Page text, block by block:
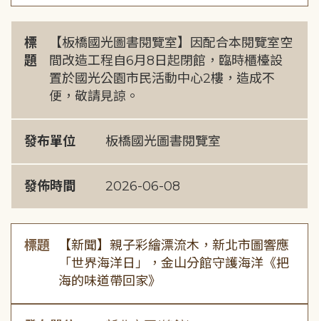
標
題
【板橋國光圖書閱覽室】因配合本閱覽室空
間改造工程自6月8日起閉館，臨時櫃檯設
置於國光公園市民活動中心2樓，造成不
便，敬請見諒。
發布單位 板橋國光圖書閱覽室
發佈時間 2026-06-08
標題
【新聞】親子彩繪漂流木，新北市圖響應
「世界海洋日」，金山分館守護海洋《把
海的味道帶回家》